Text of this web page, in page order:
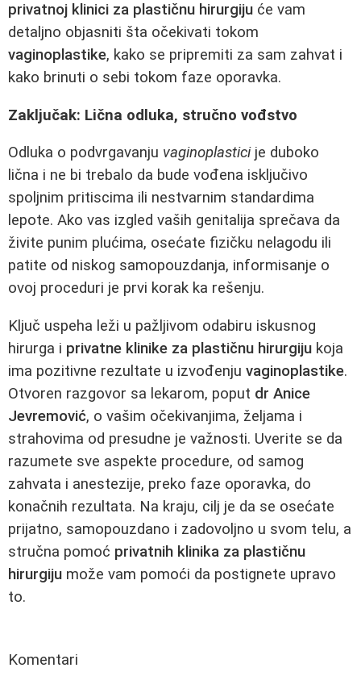
privatnoj klinici za plastičnu hirurgiju će vam
detaljno objasniti šta očekivati tokom
vaginoplastike, kako se pripremiti za sam zahvat i
kako brinuti o sebi tokom faze oporavka.
Zaključak: Lična odluka, stručno vođstvo
Odluka o podvrgavanju vaginoplasticije duboko
lična i ne bi trebalo da bude vođena isključivo
spoljnim pritiscima ili nestvarnim standardima
lepote. Ako vas izgled vaših genitalija sprečava da
živite punim plućima, osećate fizičku nelagodu ili
patite od niskog samopouzdanja, informisanje o
ovoj proceduri je prvi korak ka rešenju.
Ključ uspeha leži u pažljivom odabiru iskusnog
hirurga i privatne klinike za plastičnu hirurgiju koja
ima pozitivne rezultate u izvođenju vaginoplastike.
Otvoren razgovor sa lekarom, poput dr Anice
Jevremović, o vašim očekivanjima, željama i
strahovima od presudne je važnosti. Uverite se da
razumete sve aspekte procedure, od samog
zahvata i anestezije, preko faze oporavka, do
konačnih rezultata. Na kraju, cilj je da se osećate
prijatno, samopouzdano i zadovoljno u svom telu, a
stručna pomoć privatnih klinika za plastičnu
hirurgiju može vam pomoći da postignete upravo
to.
Komentari